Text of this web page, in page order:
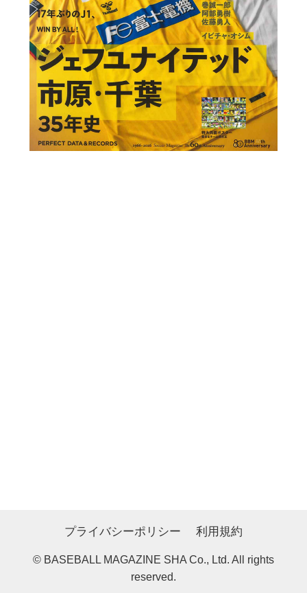
プライバシーポリシー 利用規約
© BASEBALL MAGAZINE SHA Co., Ltd. All rights
reserved.